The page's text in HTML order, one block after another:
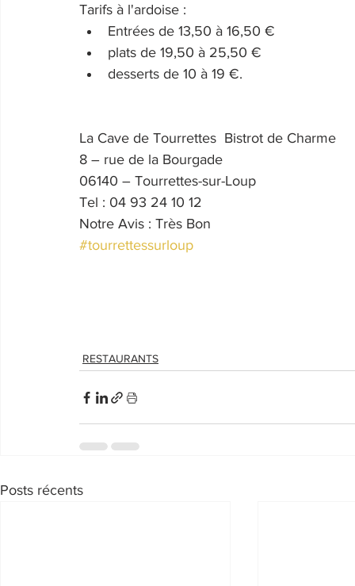
Tarifs à l'ardoise :
Entrées de 13,50 à 16,50 €
plats de 19,50 à 25,50 €
desserts de 10 à 19 €.
La Cave de Tourrettes  Bistrot de Charme
8 – rue de la Bourgade
06140 – Tourrettes-sur-Loup
Tel : 04 93 24 10 12
Notre Avis : Très Bon
#tourrettessurloup
RESTAURANTS
Posts récents